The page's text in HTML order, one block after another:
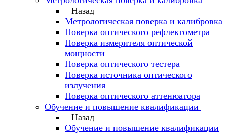
Назад
Метрологическая поверка и калибровка
Поверка оптического рефлектометра
Поверка измерителя оптической
мощности
Поверка оптического тестера
Поверка источника оптического
излучения
Поверка оптического аттенюатора
Обучение и повышение квалификации
Назад
Обучение и повышение квалификации